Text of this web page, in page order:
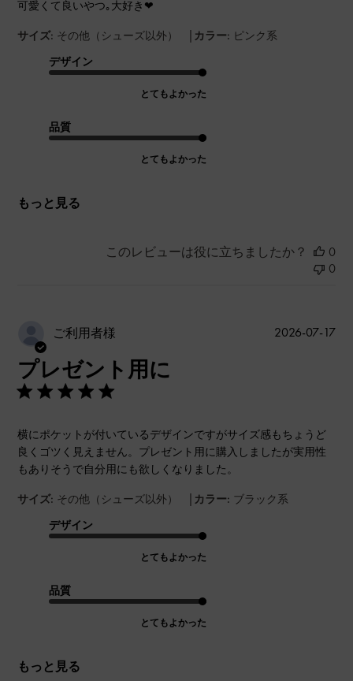
可愛くて良いやつ｡大好き❤
サイズ: その他（シューズ以外） | カラー: ピンク系
デザイン
とてもよかった
品質
とてもよかった
もっと見る
このレビューは役に立ちましたか？
0
0
ご利用者様
プレゼント用に
横にポケットが付いているデザインですがサイズ感もちょうど
良くゴツく見えません。プレゼント用に購入しましたが実用性
もありそうで自分用にも欲しくなりました。
サイズ: その他（シューズ以外） | カラー: ブラック系
デザイン
とてもよかった
品質
とてもよかった
もっと見る
公
2026-07-17